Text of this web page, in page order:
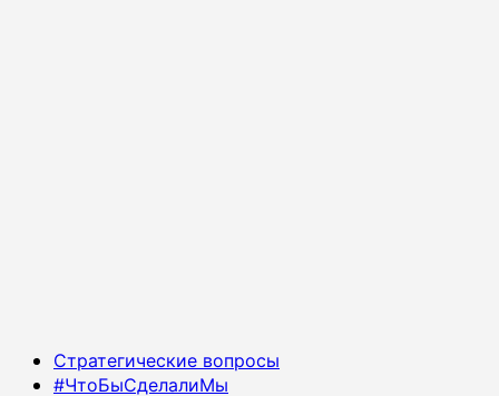
Основное
меню
Стратегические вопросы
#ЧтоБыСделалиМы